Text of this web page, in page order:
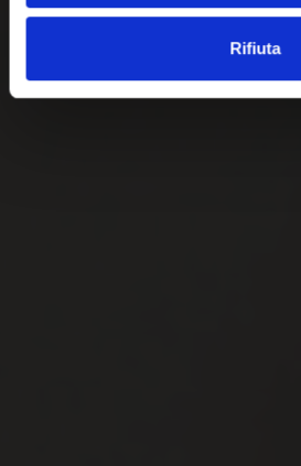
Rifiuta